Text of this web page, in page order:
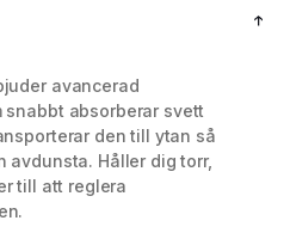
avancerad
absorberar svett
den till ytan så
avdunsta. Håller dig torr,
till att reglera